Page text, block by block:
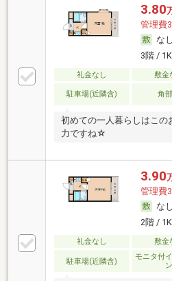
3.80
管理費
なし
3階 /
礼金なし 敷金
駐車場(近隣含) 角
初めての一人暮らしはこの
力ですね☆
3.90
管理費
なし
2階 /
礼金なし 敷金
駐車場(近隣含)
モニタ付
ン